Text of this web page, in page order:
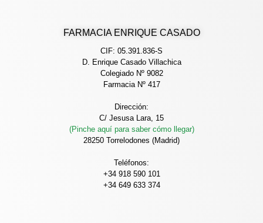
FARMACIA ENRIQUE CASADO
CIF: 05.391.836-S
D. Enrique Casado Villachica
Colegiado Nº 9082
Farmacia Nº 417
Dirección:
C/ Jesusa Lara, 15
(Pinche aquí para saber cómo llegar)
28250 Torrelodones (Madrid)
Teléfonos:
+34 918 590 101
+34 649 633 374